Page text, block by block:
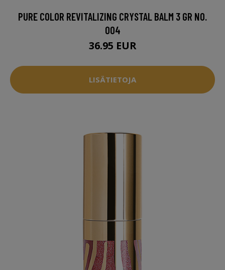
PURE COLOR REVITALIZING CRYSTAL BALM 3 GR NO.
004
36.95 EUR
LISÄTIETOJA